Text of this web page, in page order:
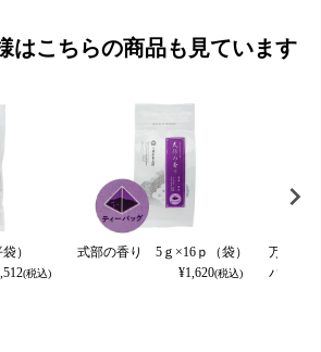
はこちらの商品も見ています
）
(税込)
式部の香り 5ｇ×16ｐ（袋）
¥1,620(税込)
万葉の
パック